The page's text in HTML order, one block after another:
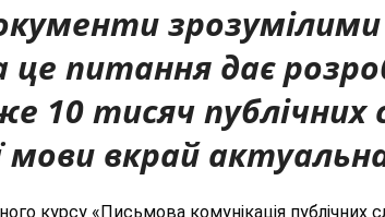
це питання дає
10 тисяч публічних
вкрай
курсу «Письмова комунікація публічних